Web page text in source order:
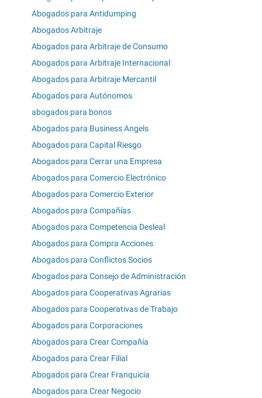
Abogados para Antidumping
Abogados Arbitraje
Abogados para Arbitraje de Consumo
Abogados para Arbitraje Internacional
Abogados para Arbitraje Mercantil
Abogados para Autónomos
abogados para bonos
Abogados para Business Angels
Abogados para Capital Riesgo
Abogados para Cerrar una Empresa
Abogados para Comercio Electrónico
Abogados para Comercio Exterior
Abogados para Compañías
Abogados para Competencia Desleal
Abogados para Compra Acciones
Abogados para Conflictos Socios
Abogados para Consejo de Administración
Abogados para Cooperativas Agrarias
Abogados para Cooperativas de Trabajo
Abogados para Corporaciones
Abogados para Crear Compañía
Abogados para Crear Filial
Abogados para Crear Franquicia
Abogados para Crear Negocio